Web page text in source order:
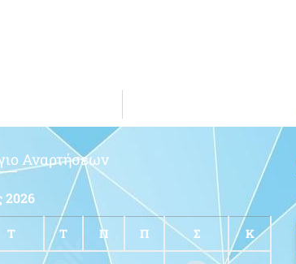
Αναρτήσεων
2026
Τ Τ Π Π Σ Κ